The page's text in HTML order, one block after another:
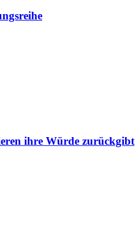
ihre Würde zurückgibt